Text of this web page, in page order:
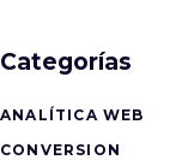
Categorías
ANALÍTICA WEB
CONVERSION